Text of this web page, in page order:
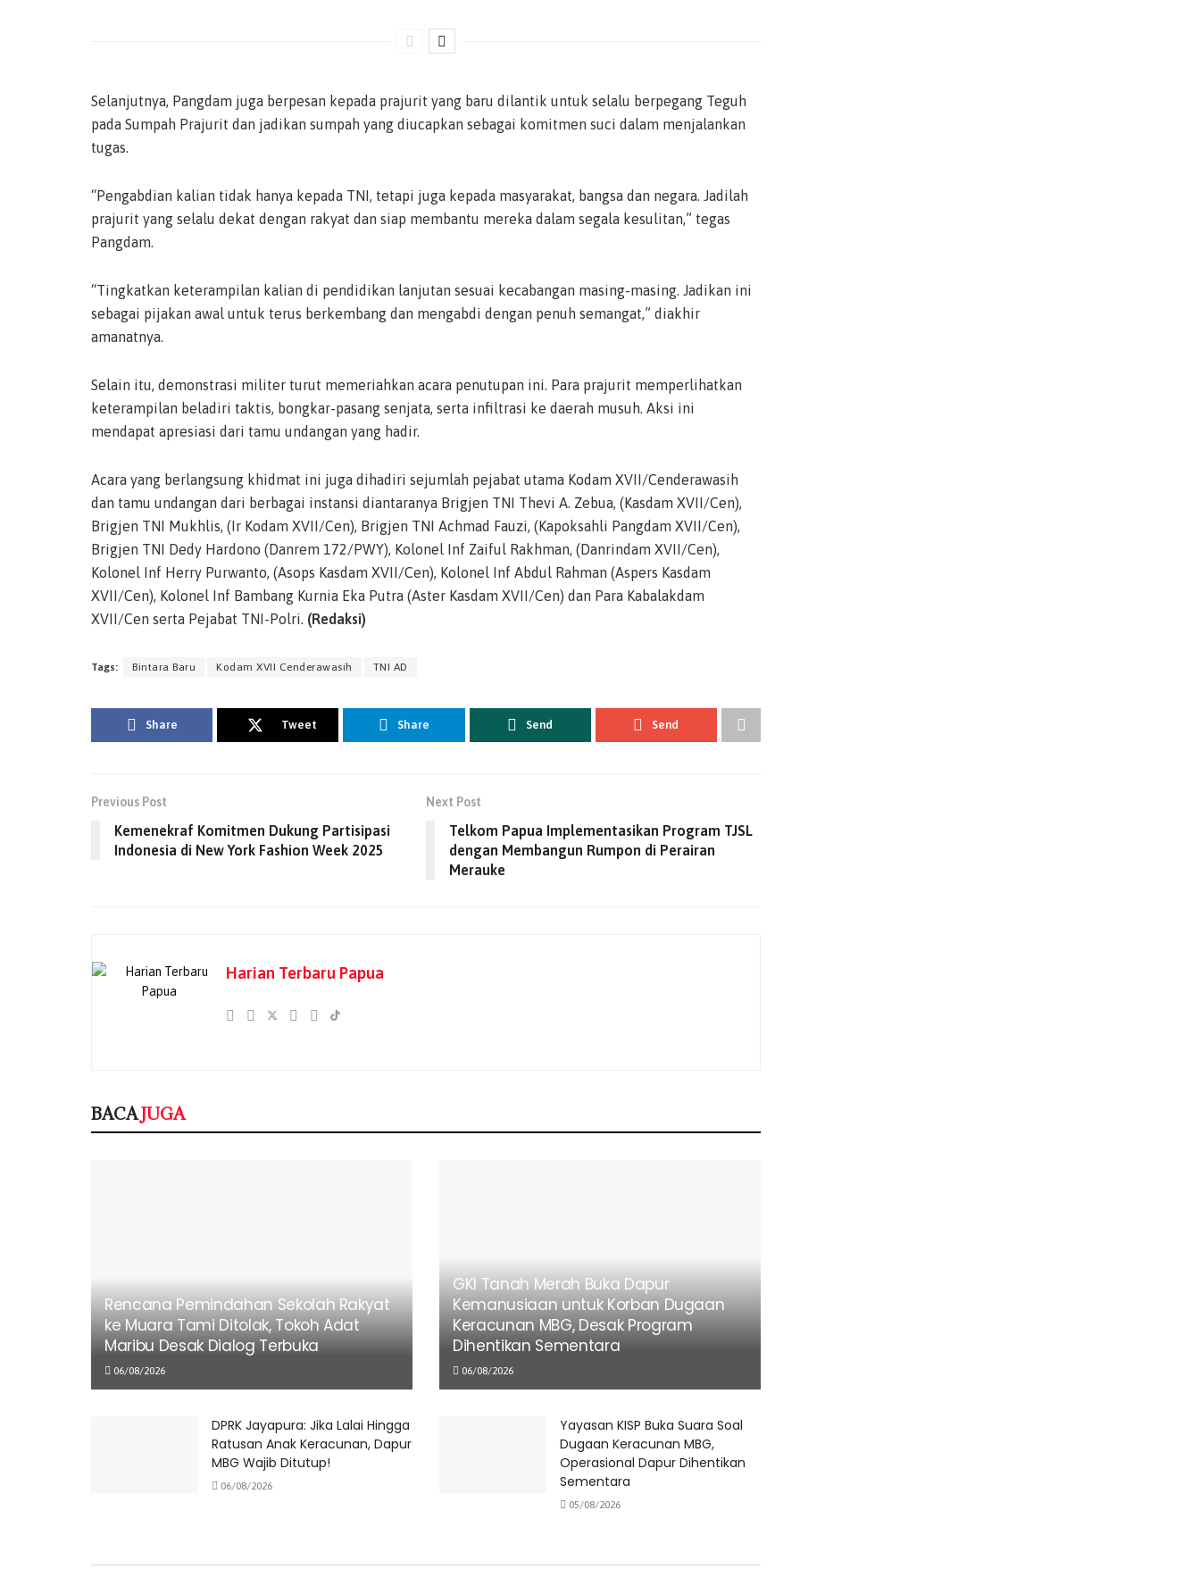
Selanjutnya, Pangdam juga berpesan kepada prajurit yang baru dilantik untuk selalu berpegang Teguh
pada Sumpah Prajurit dan jadikan sumpah yang diucapkan sebagai komitmen suci dalam menjalankan
tugas.
“Pengabdian kalian tidak hanya kepada TNI, tetapi juga kepada masyarakat, bangsa dan negara. Jadilah
prajurit yang selalu dekat dengan rakyat dan siap membantu mereka dalam segala kesulitan,” tegas
Pangdam.
“Tingkatkan keterampilan kalian di pendidikan lanjutan sesuai kecabangan masing-masing. Jadikan ini
sebagai pijakan awal untuk terus berkembang dan mengabdi dengan penuh semangat,” diakhir
amanatnya.
Selain itu, demonstrasi militer turut memeriahkan acara penutupan ini. Para prajurit memperlihatkan
keterampilan beladiri taktis, bongkar-pasang senjata, serta infiltrasi ke daerah musuh. Aksi ini
mendapat apresiasi dari tamu undangan yang hadir.
Acara yang berlangsung khidmat ini juga dihadiri sejumlah pejabat utama Kodam XVII/Cenderawasih
dan tamu undangan dari berbagai instansi diantaranya Brigjen TNI Thevi A. Zebua, (Kasdam XVII/Cen),
Brigjen TNI Mukhlis, (Ir Kodam XVII/Cen), Brigjen TNI Achmad Fauzi, (Kapoksahli Pangdam XVII/Cen),
Brigjen TNI Dedy Hardono (Danrem 172/PWY), Kolonel Inf Zaiful Rakhman, (Danrindam XVII/Cen),
Kolonel Inf Herry Purwanto, (Asops Kasdam XVII/Cen), Kolonel Inf Abdul Rahman (Aspers Kasdam
XVII/Cen), Kolonel Inf Bambang Kurnia Eka Putra (Aster Kasdam XVII/Cen) dan Para Kabalakdam
XVII/Cen serta Pejabat TNI-Polri. (Redaksi)
Tags: Bintara Baru Kodam XVII Cenderawasih TNI AD
Share Tweet Share Send Send
Previous Post
Kemenekraf Komitmen Dukung Partisipasi
Indonesia di New York Fashion Week 2025
Next Post
Telkom Papua Implementasikan Program TJSL
dengan Membangun Rumpon di Perairan
Merauke
Harian Terbaru Papua
BACAJUGA
Rencana Pemindahan Sekolah Rakyat
ke Muara Tami Ditolak, Tokoh Adat
Maribu Desak Dialog Terbuka
06/08/2026
GKI Tanah Merah Buka Dapur
Kemanusiaan untuk Korban Dugaan
Keracunan MBG, Desak Program
Dihentikan Sementara
06/08/2026
DPRK Jayapura: Jika Lalai Hingga
Ratusan Anak Keracunan, Dapur
MBG Wajib Ditutup!
06/08/2026
Yayasan KISP Buka Suara Soal
Dugaan Keracunan MBG,
Operasional Dapur Dihentikan
Sementara
05/08/2026